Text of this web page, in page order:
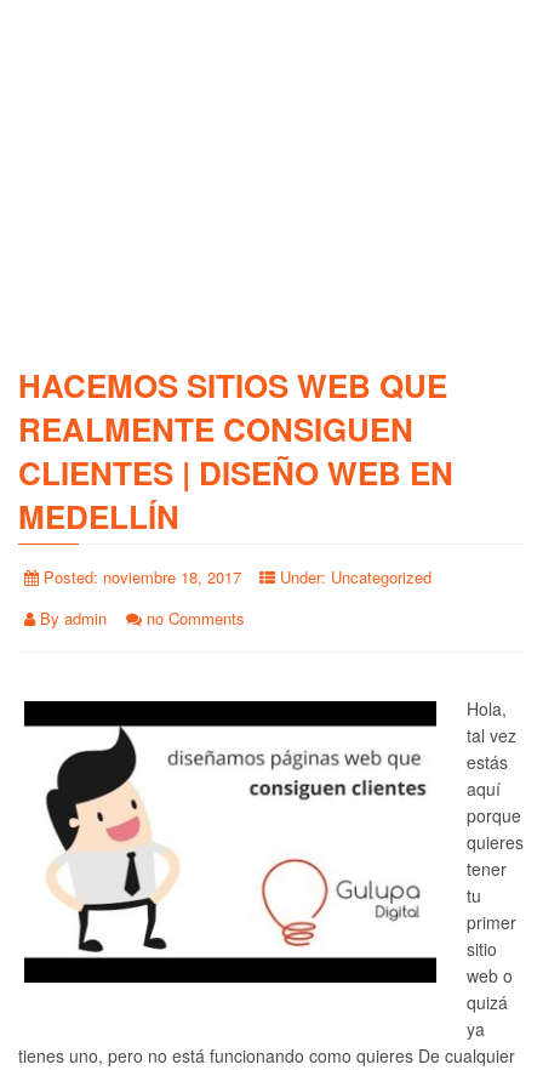
HACEMOS SITIOS WEB QUE
REALMENTE CONSIGUEN
CLIENTES | DISEÑO WEB EN
MEDELLÍN
Posted: noviembre 18, 2017 Under: Uncategorized
By admin no Comments
Hola,
tal vez
estás
aquí
porque
quieres
tener
tu
primer
sitio
web o
quizá
ya
tienes uno, pero no está funcionando como quieres De cualquier